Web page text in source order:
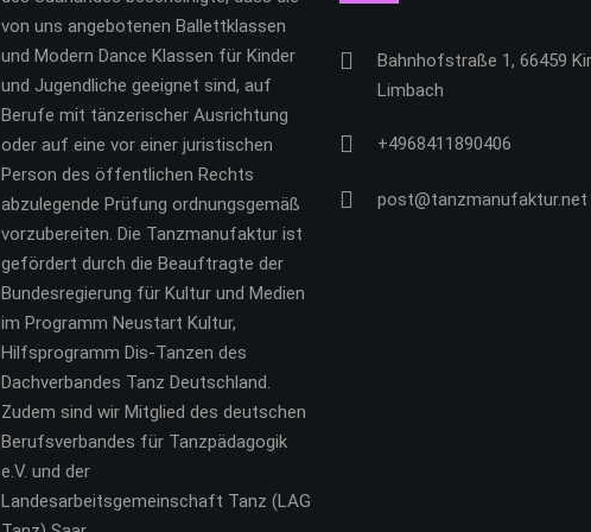
von uns angebotenen Ballettklassen
und Modern Dance Klassen für Kinder
und Jugendliche geeignet sind, auf
Berufe mit tänzerischer Ausrichtung
oder auf eine vor einer juristischen
Person des öffentlichen Rechts
abzulegende Prüfung ordnungsgemäß
vorzubereiten. Die Tanzmanufaktur ist
gefördert durch die Beauftragte der
Bundesregierung für Kultur und Medien
im Programm Neustart Kultur,
Hilfsprogramm Dis-Tanzen des
Dachverbandes Tanz Deutschland.
Zudem sind wir Mitglied des deutschen
Berufsverbandes für Tanzpädagogik
e.V. und der
Landesarbeitsgemeinschaft Tanz (LAG
Bahnhofstraße 1, 66459
Limbach
+4968411890406
post@tanzmanufaktur.net